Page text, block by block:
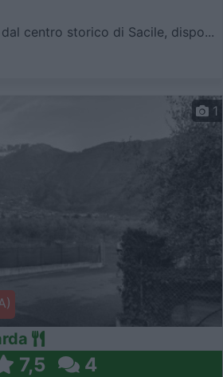
centro storico di Sacile, dispo...
1
7,5 4